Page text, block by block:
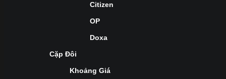
Citizen
OP
Doxa
Cặp Đôi
Khoảng Giá